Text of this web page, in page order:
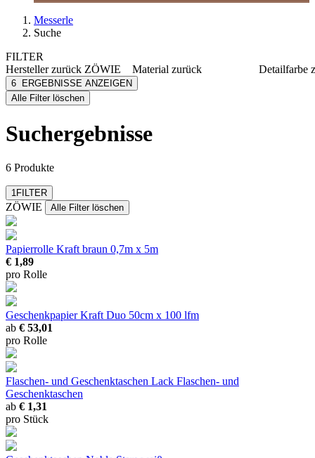
Messerle
Suche
FILTER
Herstellerzurück ZÖWIE
ZÖWIE
[e] one
3M
mehr anzeigen
Material zurück
Detailfarbe
6
ERGEBNISSE ANZEIGEN
Alle Filter löschen
Suchergebnisse
6 Produkte
1FILTER
ZÖWIE Alle Filter löschen
Papierrolle Kraft braun 0,7m x 5m
€ 1,89
pro Rolle
Geschenkpapier Kraft Duo 50cm x 100 lfm
ab € 53,01
pro Rolle
Flaschen- und Geschenktaschen Lack Flaschen- und
Geschenktaschen
ab € 1,31
pro Stück